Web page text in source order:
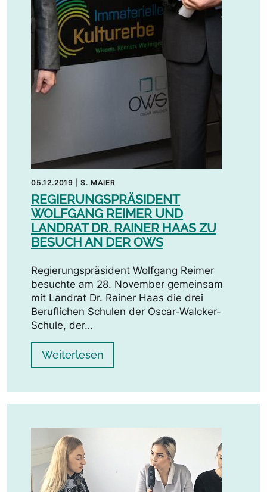
05.12.2019 |S. MAIER
REGIERUNGSPRÄSIDENT
WOLFGANG REIMER UND
LANDRAT DR. RAINER HAAS ZU
BESUCH AN DER OWS
Regierungspräsident Wolfgang Reimer
besuchte am 28. November gemeinsam
mit Landrat Dr. Rainer Haas die drei
Beruflichen Schulen der Oscar-Walcker-
Schule, der…
Weiterlesen